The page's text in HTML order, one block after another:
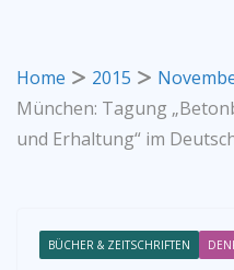
Home 2015
München: Tagung
und Erhaltung“ im
BÜCHER & ZEITSCHRIFTEN